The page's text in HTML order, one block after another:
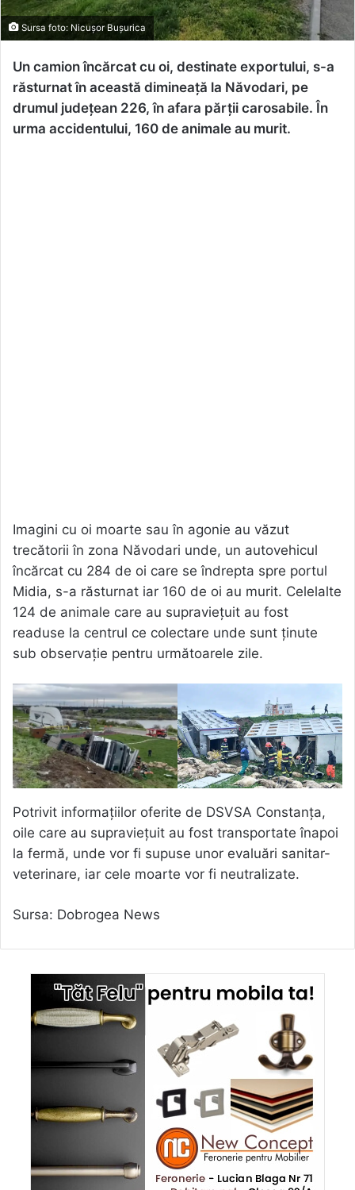
Sursa foto: Nicușor Bușurica
Un camion încărcat cu oi, destinate exportului, s-a
răsturnat în această dimineață la Năvodari, pe
drumul județean 226, în afara părții carosabile. În
urma accidentului, 160 de animale au murit.
Imagini cu oi moarte sau în agonie au văzut
trecătorii în zona Năvodari unde, un autovehicul
încărcat cu 284 de oi care se îndrepta spre portul
Midia, s-a răsturnat iar 160 de oi au murit. Celelalte
124 de animale care au supraviețuit au fost
readuse la centrul ce colectare unde sunt ținute
sub observație pentru următoarele zile.
Potrivit informațiilor oferite de DSVSA Constanța,
oile care au supraviețuit au fost transportate înapoi
la fermă, unde vor fi supuse unor evaluări sanitar-
veterinare, iar cele moarte vor fi neutralizate.
Sursa: Dobrogea News